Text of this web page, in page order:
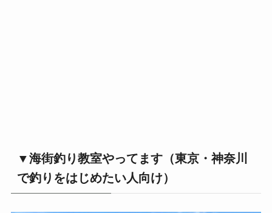
▼海街釣り教室やってます（東京・神奈川
で釣りをはじめたい人向け）